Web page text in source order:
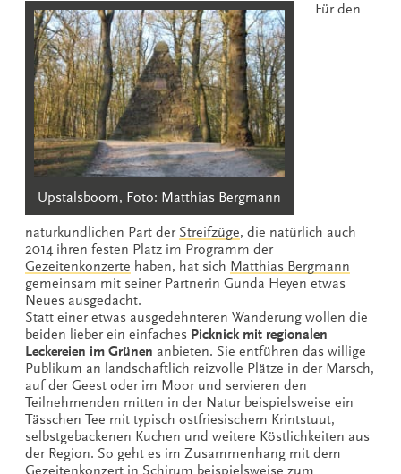
Upstalsboom, Foto: Matthias Bergmann
Für den
naturkundlichen Part der Streifzüge, die natürlich auch
2014 ihren festen Platz im Programm der
Gezeitenkonzerte haben, hat sich Matthias Bergmann
gemeinsam mit seiner Partnerin Gunda Heyen etwas
Neues ausgedacht.
Statt einer etwas ausgedehnteren Wanderung wollen die
beiden lieber ein einfaches Picknick mit regionalen
Leckereien im Grünen anbieten. Sie entführen das willige
Publikum an landschaftlich reizvolle Plätze in der Marsch,
auf der Geest oder im Moor und servieren den
Teilnehmenden mitten in der Natur beispielsweise ein
Tässchen Tee mit typisch ostfriesischem Krintstuut,
selbstgebackenen Kuchen und weitere Köstlichkeiten aus
der Region. So geht es im Zusammenhang mit dem
Gezeitenkonzert in Schirum beispielsweise zum